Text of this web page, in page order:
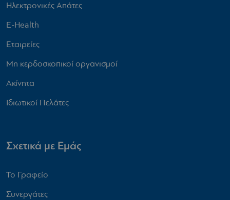
Ηλεκτρονικές Απάτες
E-Health
Εταιρείες
Μη κερδοσκοπικοί οργανισμοί
Ακίνητα
Ιδιωτικοί Πελάτες
Σχετικά με Εμάς
Το Γραφείο
Συνεργάτες